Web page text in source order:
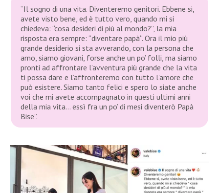
“Il sogno di una vita. Diventeremo genitori. Ebbene si,
avete visto bene, ed è tutto vero, quando mi si
chiedeva: “cosa desideri di più al mondo?”, la mia
risposta era sempre: “diventare papà“. Ora il mio più
grande desiderio si sta avverando, con la persona che
amo, siamo giovani, forse anche un po’ folli, ma siamo
pronti ad affrontare l’avventura più grande che la vita
ti possa dare e l’affronteremo con tutto l’amore che
può esistere. Siamo tanto felici e spero lo siate anche
voi che mi avete accompagnato in questi ultimi anni
della mia vita… essì fra un po’ di mesi diventerò Papà
Bise”.